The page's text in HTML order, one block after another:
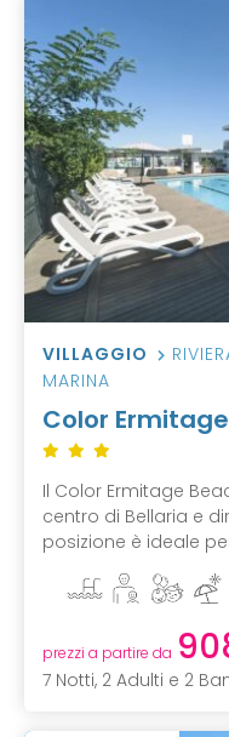
VILLAGGIO
MARINA
Color
Il Color Ermitage
centro di Bellaria e
posizione è ideale
prezzi a partire da
7 Notti, 2 Adulti e 2